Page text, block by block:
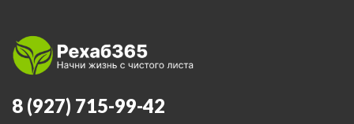
8 (927) 715-99-42